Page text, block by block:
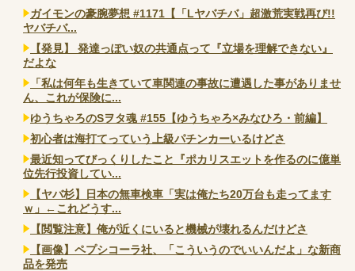
ガイモンの豪腕夢想 #1171【「Lヤバチバ」超激荒実戦再び!!
ヤバチバ...
【発見】 発達っぽい奴の共通点って『立場を理解できない』
だよな
「私は何年も生きていて車関連の事故に遭遇した事がありませ
ん、これが保険に...
ゆうちゃろのSヲタ魂 #155【ゆうちゃろ×みなひろ・前編】
初心者は海打てっていう上級パチンカーいるけどさ
最近知ってびっくりしたこと『ポカリスエットを作るのに億単
位先行投資してい...
【ヤバ杉】日本の無車検車「実は俺たち20万台も走ってます
ｗ」←これどうす...
【閲覧注意】俺が近くにいると機械が壊れるんだけどさ
【画像】ペプシコーラ社、「こういうのでいいんだよ」な新商
品を発売